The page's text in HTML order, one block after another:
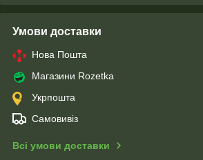
Умови доставки
Нова Пошта
Магазини Rozetka
Укрпошта
Самовивіз
Всі умови доставки